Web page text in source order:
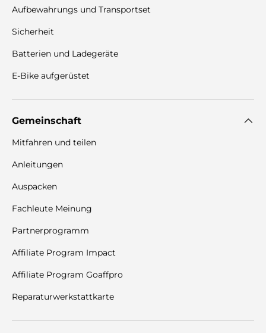
Aufbewahrungs und Transportset
Sicherheit
Batterien und Ladegeräte
E-Bike aufgerüstet
Gemeinschaft
Mitfahren und teilen
Anleitungen
Auspacken
Fachleute Meinung
Partnerprogramm
Affiliate Program Impact
Affiliate Program Goaffpro
Reparaturwerkstattkarte